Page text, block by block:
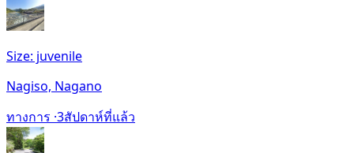
Size: juvenile
Nagiso, Nagano
ทางการ ·3สัปดาห์ที่แล้ว